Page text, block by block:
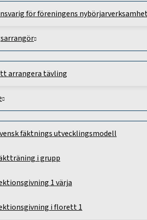
för föreningens
arrangera tävling
fäktnings utvecklingsmodell
i grupp
1 värja
i florett 1